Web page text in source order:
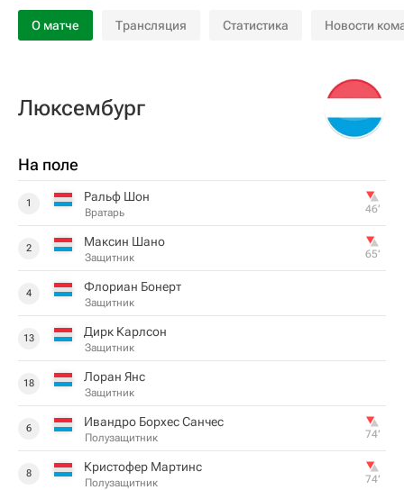
О матче Трансляция Статистика Новости
Люксембург
На поле
1 Ральф Шон
Вратарь 46‎’‎
2 Максин Шано
Защитник 65‎’‎
4 Флориан Бонерт
Защитник
13 Дирк Карлсон
Защитник
18 Лоран Янс
Защитник
6 Ивандро Борхес Санчес
Полузащитник 74‎’‎
8 Кристофер Мартинс
Полузащитник 74‎’‎